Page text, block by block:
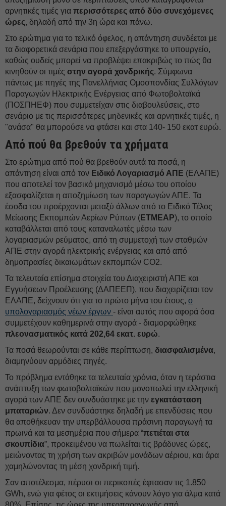
αρνητικές τιμές για περισσότερες από δύο συνεχόμενες
ώρες, δηλαδή από την 3η ώρα και πάνω.
Στο ερώτημα για το τελικό όφελος, η απάντηση συνδέεται με
τα διαφορετικά σενάρια που επεξεργάστηκε το υπουργείο,
καθώς ουδείς μπορεί να προβλέψει επακριβώς το πώς θα
κινηθούν οι τιμές στην αγορά χονδρικής. Σύμφωνα
πάντως με πηγές της Πανελλήνιας Ομοσπονδίας Συλλόγων
Παραγωγών Ηλεκτρικής Ενέργειας από Φωτοβολταϊκά
(ΠΟΣΠΗΕΦ) που συμμετείχαν στις διαβουλεύσεις, στο
σενάριο με τις περισσότερες μηδενικές και αρνητικές τιμές, η
"ανάσα" θα μπορούσε να φτάσει και στα 140- 150 εκατ ευρώ.
Από πού θα βρεθούν τα χρήματα
Στο ερώτημα από πού θα βρεθούν αυτά τα ποσά, η
απάντηση είναι από τον Ειδικό Λογαριασμό ΑΠΕ (ΕΛΑΠΕ)
που αποτελεί τον βασικό μηχανισμό μέσω του οποίου
εξασφαλίζεται η αποζημίωση των παραγωγών ΑΠΕ. Τα
έσοδα του προέρχονται μεταξύ άλλων από το Ειδικό Τέλος
Μείωσης Εκπομπών Αερίων Ρύπων (ΕΤΜΕΑΡ), το οποίο
καταβάλλεται από τους καταναλωτές μέσω των
λογαριασμών ρεύματος, από τη συμμετοχή των σταθμών
ΑΠΕ στην αγορά ηλεκτρικής ενέργειας και από από
δημοπρασίες δικαιωμάτων εκπομπών CO2.
Τα τελευταία επίσημα στοιχεία του Διαχειριστή ΑΠΕ και
Εγγυήσεων Προέλευσης (ΔΑΠΕΕΠ), που διαχειρίζεται τον
ΕΛΑΠΕ, δείχνουν ότι για το πρώτο μήνα του έτους, ο
υπολογαριασμός νέων έργων - είναι αυτός που αφορά όσα
συμμετέχουν καθημερινά στην αγορά - διαμορφώθηκε
πλεονασματικός κατά 202,64 εκατ. ευρώ.
Τα ποσά θεωρούνται σε κάθε περίπτωση, διασφαλισμένα,
διαμηνύουν αρμόδιες πηγές.
Το πρόβλημα εντάθηκε τα τελευταία χρόνια, όταν η τεράστια
ανάπτυξη των φωτοβολταϊκών που μονοπωλεί την ελληνική
αγορά των ΑΠΕ δεν συνδυάστηκε με την εγκατάσταση
μπαταριών. Δεν συνδυάστηκε δηλαδή με επενδύσεις που
θα αποθήκευαν την υπερβάλλουσα πράσινη παραγωγή τα
πρωινά και τα μεσημέρια που σήμερα “πετιέται στα
σκουπίδια”, προκειμένου να πωλείται τις βράδυνες ώρες,
μειώνοντας τη χρήση των ακριβών μονάδων αέριου, και άρα
χαμηλώνοντας τη μέση χονδρική τιμή.
Σαν αποτέλεσμα, πέρυσι οι περικοπές έφτασαν τις 1.850
GWh, ενώ για φέτος οι εκτιμήσεις κάνουν λόγο για άλμα κατά